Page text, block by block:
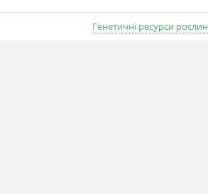
Генетичні ресурси рослин